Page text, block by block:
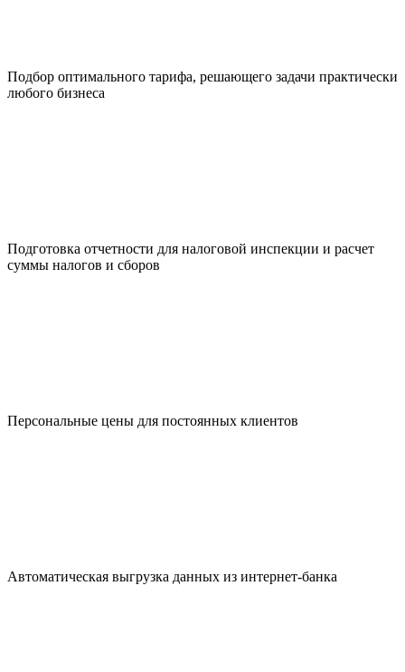
Подбор оптимального тарифа, решающего задачи практически
любого бизнеса
Подготовка отчетности для налоговой инспекции и расчет
суммы налогов и сборов
Персональные цены для постоянных клиентов
Автоматическая выгрузка данных из интернет-банка